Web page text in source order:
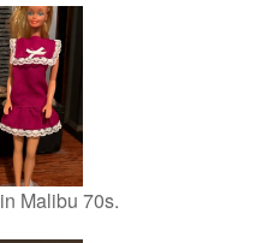
Malibu 70s.